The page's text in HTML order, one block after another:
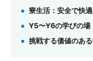
寮生活：安全で快
Y5〜Y6の学びの場
挑戦する価値のあ